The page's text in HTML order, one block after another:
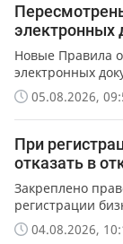
электронных
Новые Правила
электронных
05.08.2026,
При
отказать в
Закреплено
регистрации
04.08.2026,